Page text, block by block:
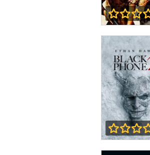
Wedding
Nightmare -
Deuxième
Black